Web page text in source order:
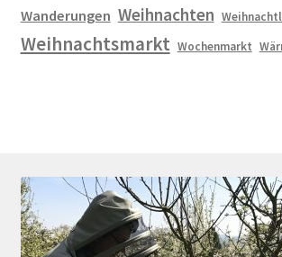
Wanderungen Weihnachten
Weihnachtsmarkt Wochenmarkt